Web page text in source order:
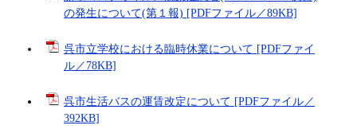
の発生について(第１報) [PDFファイル／89KB]
呉市立学校における臨時休業について [PDFファイ
ル／78KB]
呉市生活バスの運賃改定について [PDFファイル／
392KB]